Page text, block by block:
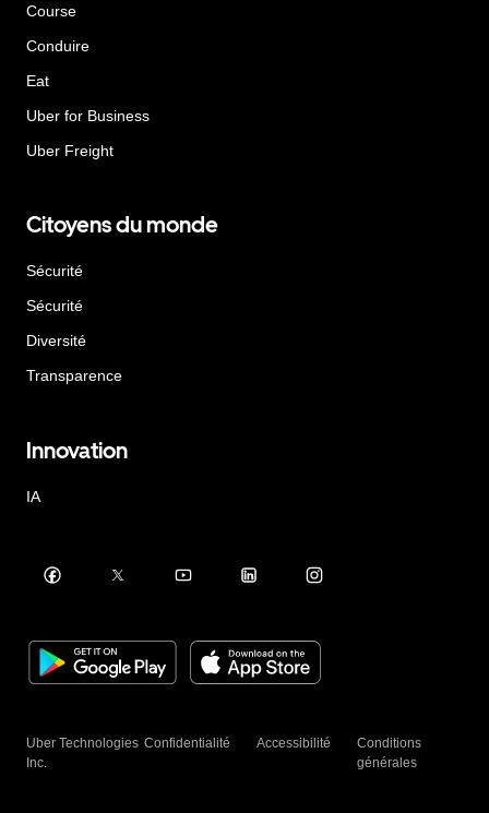
Course
Conduire
Eat
Uber for Business
Uber Freight
Citoyens du monde
Sécurité
Sécurité
Diversité
Transparence
Innovation
IA
Uber Technologies
Inc.
Confidentialité Accessibilité
Conditions
générales